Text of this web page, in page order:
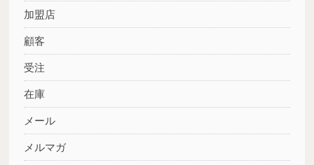
加盟店
顧客
受注
在庫
メール
メルマガ